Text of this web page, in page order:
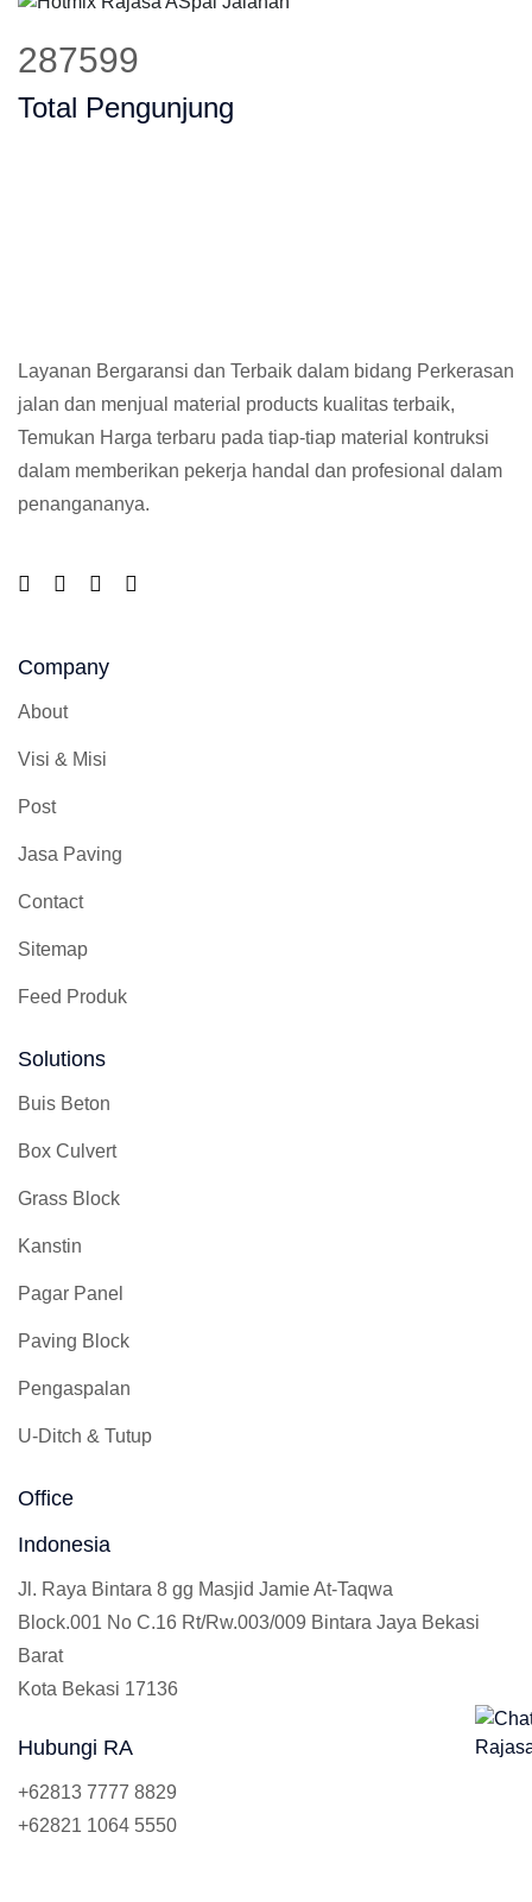
348146
Total Pengunjung
Layanan Bergaransi dan Terbaik dalam bidang Perkerasan
jalan dan menjual material products kualitas terbaik,
Temukan Harga terbaru pada tiap-tiap material kontruksi
dalam memberikan pekerja handal dan profesional dalam
penangananya.
Company
About
Visi & Misi
Post
Jasa Paving
Contact
Sitemap
Feed Produk
Solutions
Buis Beton
Box Culvert
Grass Block
Kanstin
Pagar Panel
Paving Block
Pengaspalan
U-Ditch & Tutup
Office
Indonesia
Jl. Raya Bintara 8 gg Masjid Jamie At-Taqwa
Block.001 No C.16 Rt/Rw.003/009 Bintara Jaya Bekasi
Barat
Kota Bekasi 17136
Hubungi RA
+62813 7777 8829
+62821 1064 5550